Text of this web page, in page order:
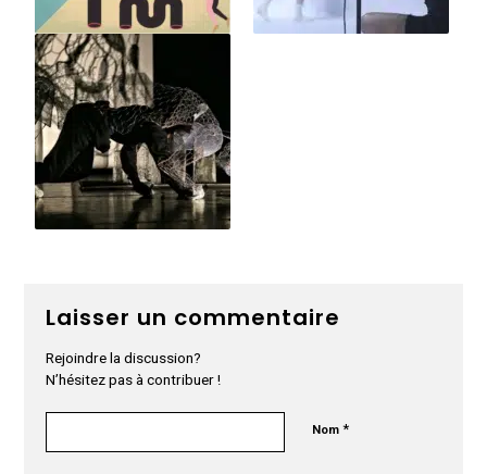
Laisser un commentaire
Rejoindre la discussion?
N’hésitez pas à contribuer !
Nom*